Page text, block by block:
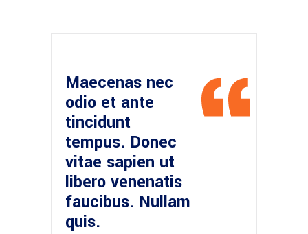
Maecenas nec
odio et ante
tincidunt
tempus. Donec
vitae sapien ut
libero venenatis
faucibus. Nullam
quis.